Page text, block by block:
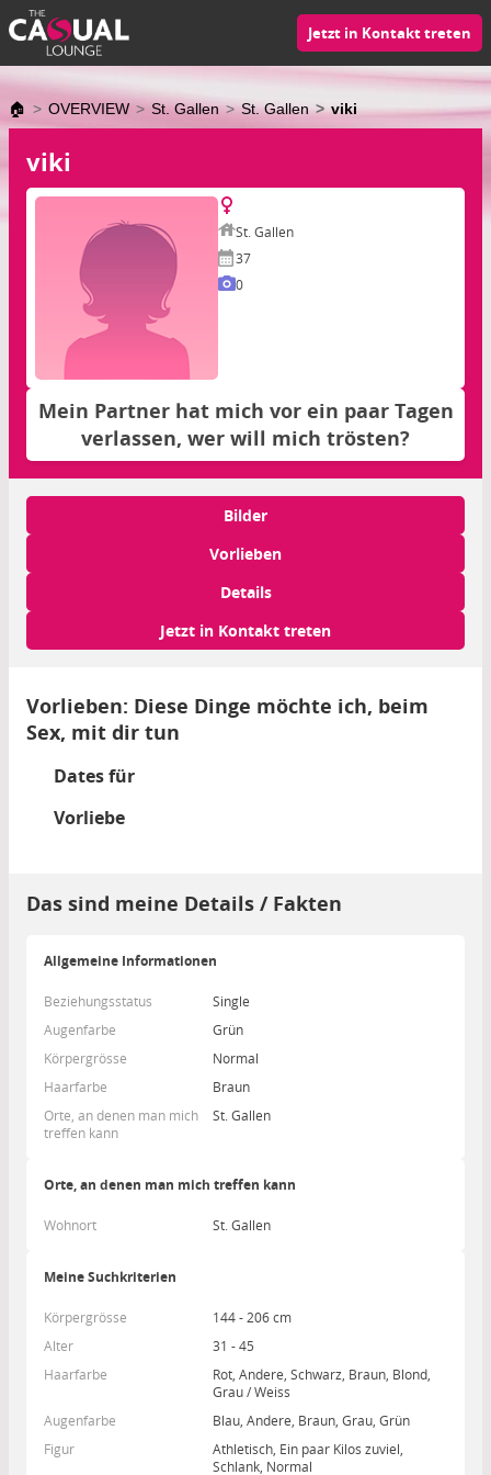
Jetzt in Kontakt treten
🏠 OVERVIEW St. Gallen St. Gallen viki
viki
St. Gallen
37
0
Mein Partner hat mich vor ein paar Tagen
verlassen, wer will mich trösten?
Bilder
Vorlieben
Details
Jetzt in Kontakt treten
Vorlieben: Diese Dinge möchte ich, beim
Sex, mit dir tun
Dates für
Vorliebe
Das sind meine Details / Fakten
Allgemeine Informationen
Beziehungsstatus
Single
Augenfarbe
Grün
Körpergrösse
Normal
Haarfarbe
Braun
Orte, an denen man mich
treffen kann
St. Gallen
Orte, an denen man mich treffen kann
Wohnort St. Gallen
Meine Suchkriterien
Körpergrösse
144 - 206 cm
Alter
31 - 45
Haarfarbe
Rot, Andere, Schwarz, Braun, Blond,
Grau / Weiss
Augenfarbe
Blau, Andere, Braun, Grau, Grün
Figur
Athletisch, Ein paar Kilos zuviel,
Schlank, Normal